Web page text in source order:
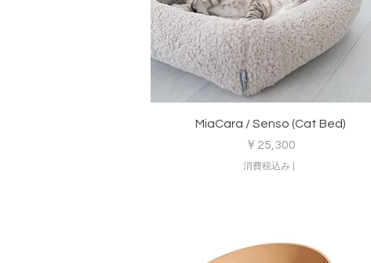
クイックビュー
MiaCara / Senso (Cat Bed)
価格
￥25,300
消費税込み